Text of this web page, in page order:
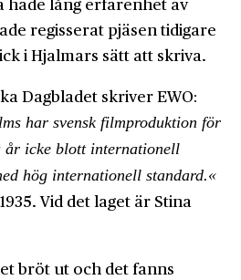
regisserat pjäsen tidigare
i Hjalmars sätt att skriva.
Dagbladet skriver EWO:
har svensk filmproduktion för
år icke blott internationell
hög internationell standard.«
Vid det laget är Stina
bröt ut och det fanns